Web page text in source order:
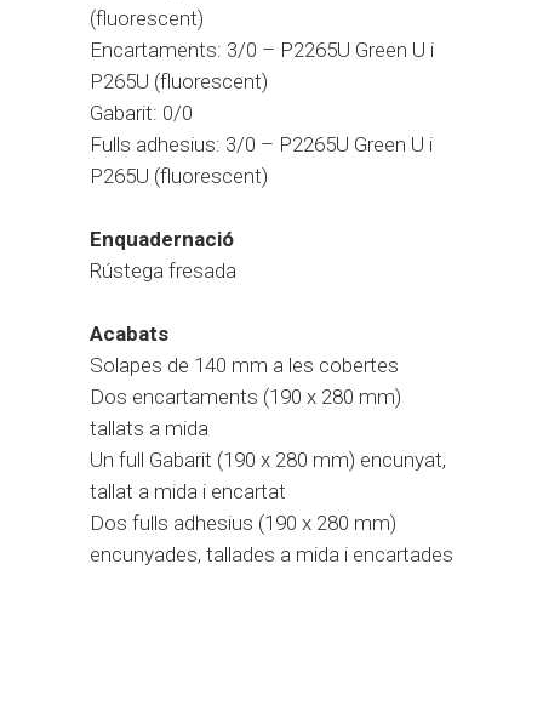
(fluorescent)
Encartaments: 3/0 – P2265U Green U i
P265U (fluorescent)
Gabarit: 0/0
Fulls adhesius: 3/0 – P2265U Green U i
P265U (fluorescent)
Enquadernació
Rústega fresada
Acabats
Solapes de 140 mm a les cobertes
Dos encartaments (190 x 280 mm)
tallats a mida
Un full Gabarit (190 x 280 mm) encunyat,
tallat a mida i encartat
Dos fulls adhesius (190 x 280 mm)
encunyades, tallades a mida i encartades